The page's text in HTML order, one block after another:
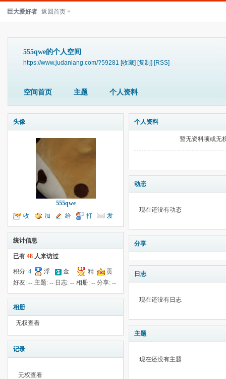
巨大爱好者 返回首页
555qwe的个人空间
https://www.judaniang.com/?59281 [收藏] [复制] [RSS]
空间首页 主题 个人资料
头像
555qwe
收
听TA
加
为好友
给
我留言
打
个招呼
发
送消息
统计信息
已有 48 人来访过
积分: 4
浮
云:275
金
钱:--
精
华:--
贡
献:--
好友: -- 主题: -- 日志:-- 相册: -- 分享:--
相册
无权查看
记录
无权查看
个人资料
暂无资料项或无
动态
现在还没有动态
分享
日志
现在还没有日志
主题
现在还没有主题